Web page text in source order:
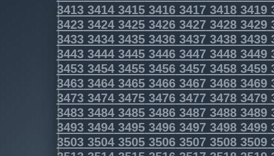
3413341434153416341734183419
3423342434253426342734283429
3433343434353436343734383439
3443344434453446344734483449
3453345434553456345734583459
3463346434653466346734683469
3473347434753476347734783479
3483348434853486348734883489
3493349434953496349734983499
3503350435053506350735083509